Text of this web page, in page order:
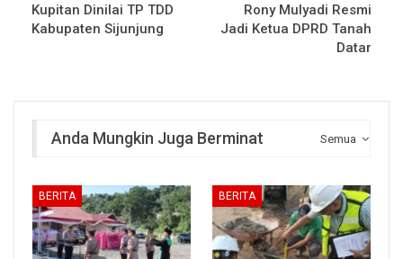
Kupitan Dinilai TP TDD
Kabupaten Sijunjung
Rony Mulyadi Resmi
Jadi Ketua DPRD Tanah
Datar
Semua
Anda Mungkin Juga Berminat
BERITA BERITA